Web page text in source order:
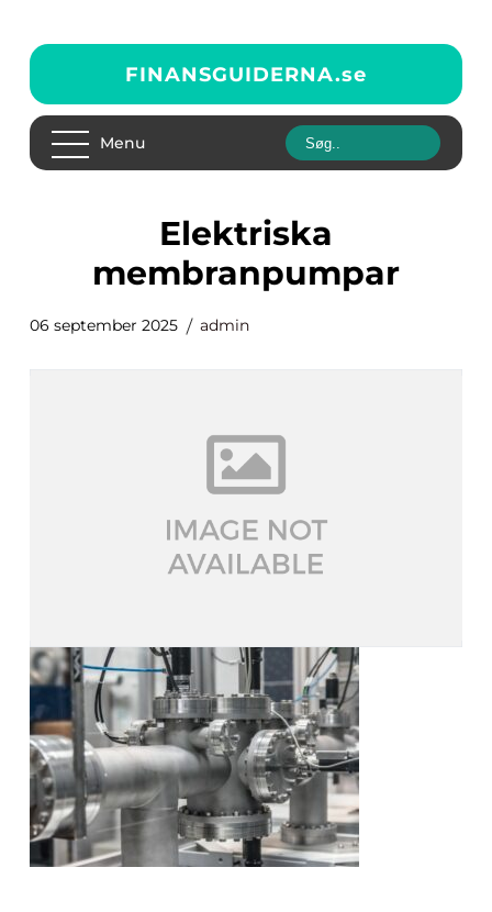
FINANSGUIDERNA.se
Menu
Elektriska
membranpumpar
06 september 2025 admin